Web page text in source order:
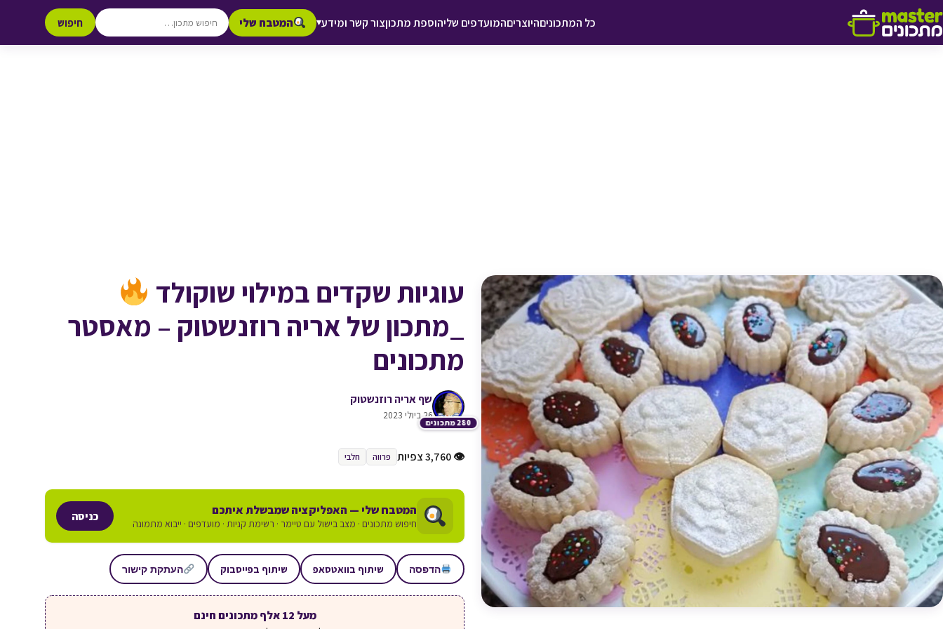
דלג לתוכן
כל המתכוניםהיוצריםהמועדפים שליהוספת מתכוןצור קשר ומידע▾ המטבח שלי חיפוש
עוגיות שקדים במילוי שוקולד
_מתכון של אריה רוזנשטוק – מאסטר
מתכונים
280 מתכונים
שף אריה רוזנשטוק
26 ביולי 2023
♥ הוספה
👁 3,760 צפיות פרווה חלבי
המטבח שלי — האפליקציה שמבשלת איתכם
חיפוש מתכונים · מצב בישול עם טיימר · רשימת קניות · מועדפים · ייבוא מתמונה
כניסה
הדפסה שיתוף בוואטסאפ שיתוף בפייסבוק העתקת קישור
מעל 12 אלף מתכונים חינם